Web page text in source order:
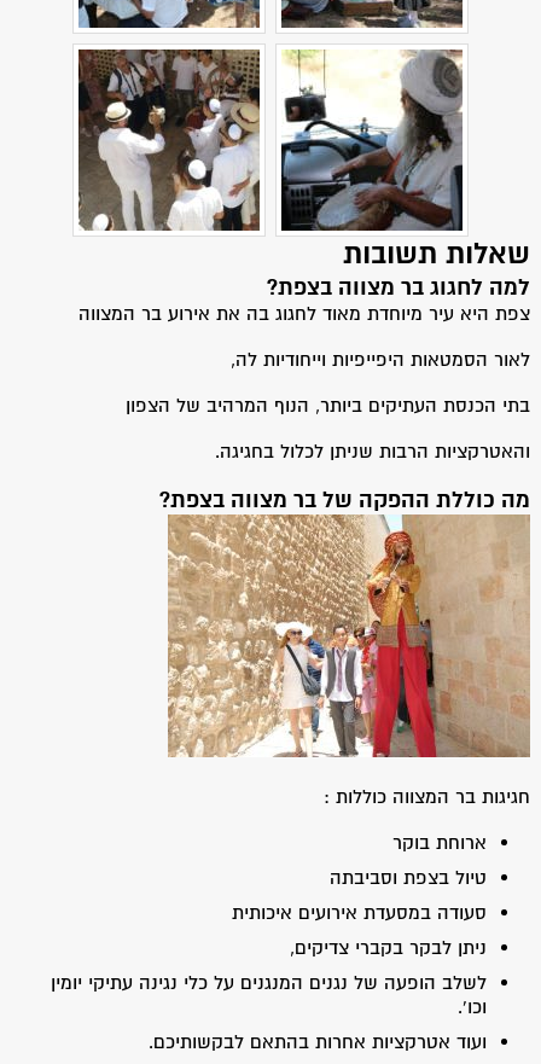
שאלות תשובות
למה לחגוג בר מצווה בצפת?
צפת היא עיר מיוחדת מאוד לחגוג בה את אירוע בר המצווה
לאור הסמטאות היפייפיות וייחודיות לה,
בתי הכנסת העתיקים ביותר, הנוף המרהיב של הצפון
והאטרקציות הרבות שניתן לכלול בחגיגה.
מה כוללת ההפקה של בר מצווה בצפת?
חגיגות בר המצווה כוללות :
ארוחת בוקר
טיול בצפת וסביבתה
סעודה במסעדת אירועים איכותית
ניתן לבקר בקברי צדיקים,
לשלב הופעה של נגנים המנגנים על כלי נגינה עתיקי יומין
וכו'.
ועוד אטרקציות אחרות בהתאם לבקשותיכם.